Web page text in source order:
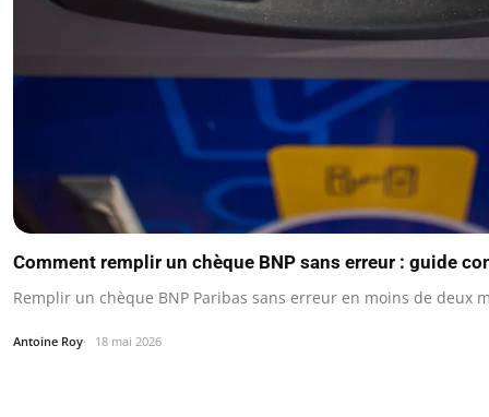
Comment remplir un chèque BNP sans erreur : guide
Remplir un chèque BNP Paribas sans erreur en moins de deux
Antoine Roy 18 mai 2026